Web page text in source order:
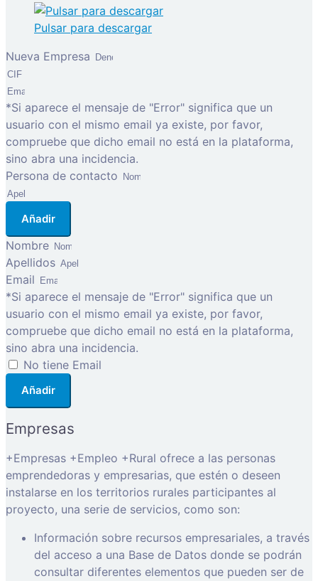
Pulsar para descargar
Nueva Empresa
*Si aparece el mensaje de "Error" significa que un
usuario con el mismo email ya existe, por favor,
compruebe que dicho email no está en la plataforma,
sino abra una incidencia.
Persona de contacto
Añadir
Nombre
Apellidos
Email
*Si aparece el mensaje de "Error" significa que un
usuario con el mismo email ya existe, por favor,
compruebe que dicho email no está en la plataforma,
sino abra una incidencia.
No tiene Email
Añadir
Empresas
+Empresas +Empleo +Rural ofrece a las personas
emprendedoras y empresarias, que estén o deseen
instalarse en los territorios rurales participantes al
proyecto, una serie de servicios, como son:
Información sobre recursos empresariales, a través
del acceso a una Base de Datos donde se podrán
consultar diferentes elementos que pueden ser de